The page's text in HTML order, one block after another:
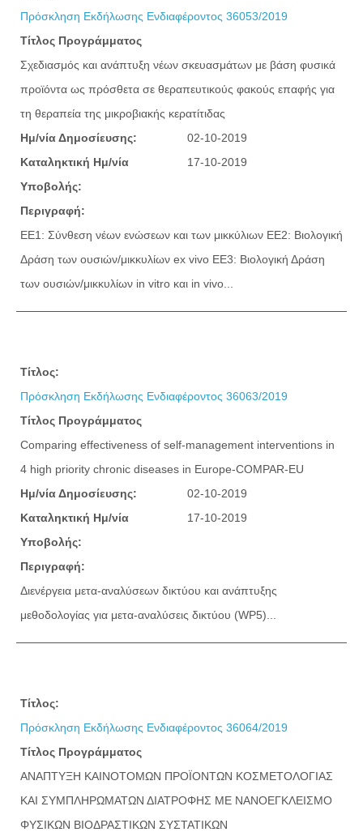
Πρόσκληση Εκδήλωσης Ενδιαφέροντος 36053/2019
Τίτλος Προγράμματος
Σχεδιασμός και ανάπτυξη νέων σκευασμάτων με βάση φυσικά
προϊόντα ως πρόσθετα σε θεραπευτικούς φακούς επαφής για
τη θεραπεία της μικροβιακής κερατίτιδας
Ημ/νία Δημοσίευσης:
02-10-2019
Καταληκτική Ημ/νία
Υποβολής:
17-10-2019
Περιγραφή:
ΕΕ1: Σύνθεση νέων ενώσεων και των μικκύλιων ΕΕ2: Βιολογική
Δράση των ουσιών/μικκυλίων ex vivo ΕΕ3: Βιολογική Δράση
των ουσιών/μικκυλίων in vitro και in vivo...
Τίτλος:
Πρόσκληση Εκδήλωσης Ενδιαφέροντος 36063/2019
Τίτλος Προγράμματος
Comparing effectiveness of self-management interventions in
4 high priority chronic diseases in Europe-COMPAR-EU
Ημ/νία Δημοσίευσης:
02-10-2019
Καταληκτική Ημ/νία
Υποβολής:
17-10-2019
Περιγραφή:
Διενέργεια μετα-αναλύσεων δικτύου και ανάπτυξης
μεθοδολογίας για μετα-αναλύσεις δικτύου (WP5)...
Τίτλος:
Πρόσκληση Εκδήλωσης Ενδιαφέροντος 36064/2019
Τίτλος Προγράμματος
ΑΝΑΠΤΥΞΗ ΚΑΙΝΟΤΟΜΩΝ ΠΡΟΪΟΝΤΩΝ ΚΟΣΜΕΤΟΛΟΓΙΑΣ
ΚΑΙ ΣΥΜΠΛΗΡΩΜΑΤΩΝ ΔΙΑΤΡΟΦΗΣ ΜΕ ΝΑΝΟΕΓΚΛΕΙΣΜΟ
ΦΥΣΙΚΩΝ ΒΙΟΔΡΑΣΤΙΚΩΝ ΣΥΣΤΑΤΙΚΩΝ